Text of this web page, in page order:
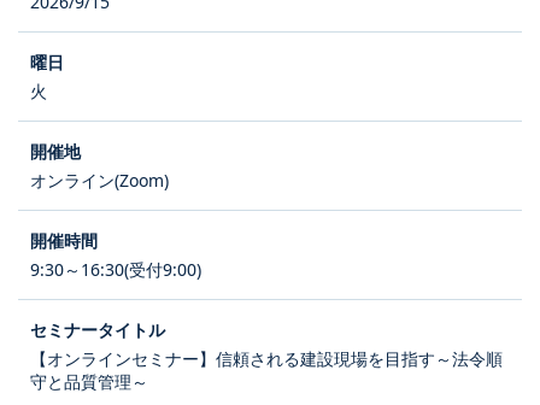
火
オンライン(Zoom)
9:30～16:30(受付9:00)
【オンラインセミナー】信頼される建設現場を目指す～法令順
守と品質管理～